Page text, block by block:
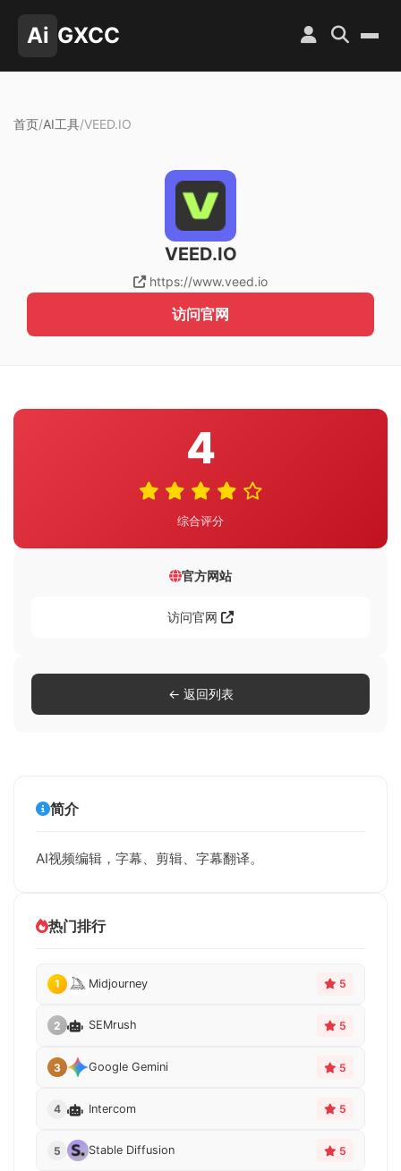
Ai GXCC
首页/AI工具/VEED.IO
VEED.IO
https://www.veed.io
访问官网
简介
AI视频编辑，字幕、剪辑、字幕翻译。
热门排行
1 Midjourney 5
2 SEMrush 5
3 Google Gemini 5
4 Intercom 5
5 Stable Diffusion 5
4
综合评分
官方网站
访问官网
← 返回列表